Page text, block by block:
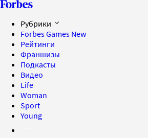
Рубрики
Forbes Games New
Рейтинги
Франшизы
Подкасты
Видео
Life
Woman
Sport
Young